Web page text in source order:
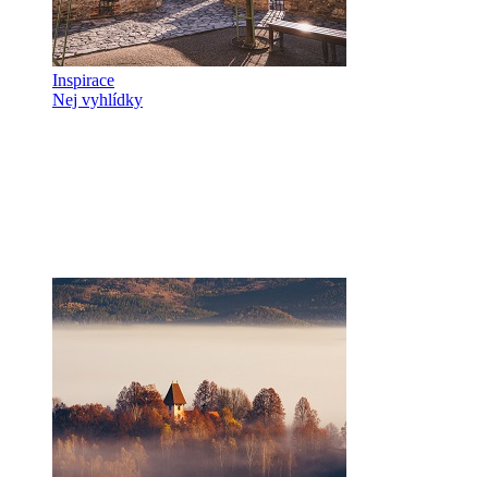
Inspirace
Nej vyhlídky